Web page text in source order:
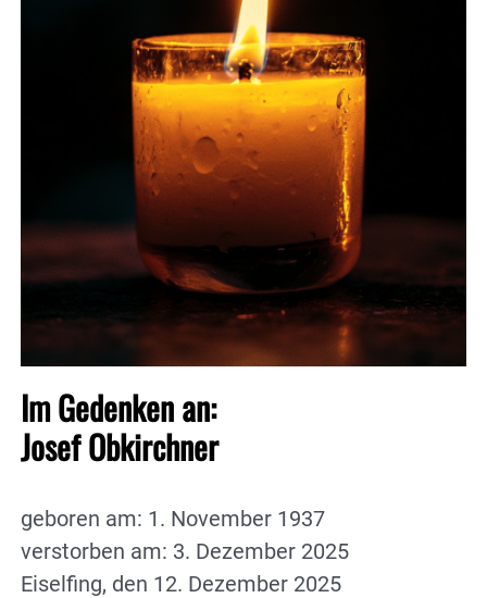
Im Gedenken an:
Josef Obkirchner
geboren am: 1. November 1937
verstorben am: 3. Dezember 2025
Eiselfing, den 12. Dezember 2025